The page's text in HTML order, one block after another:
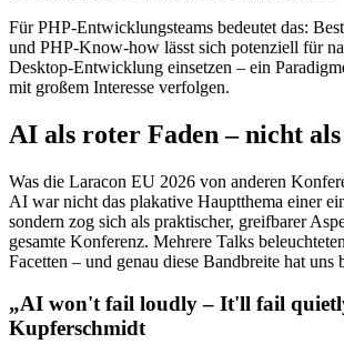
Für PHP-Entwicklungsteams bedeutet das:
und PHP-Know-how lässt sich potenziell für
Desktop-Entwicklung einsetzen – ein
mit großem Interesse verfolgen.
AI als roter Faden – nicht
Was die Laracon EU 2026 von anderen
AI war nicht das plakative Hauptthema einer
sondern zog sich als praktischer, greifbarer
gesamte Konferenz. Mehrere Talks
Facetten – und genau diese Bandbreite hat uns
„AI won't fail loudly – It'll fail
Kupferschmidt